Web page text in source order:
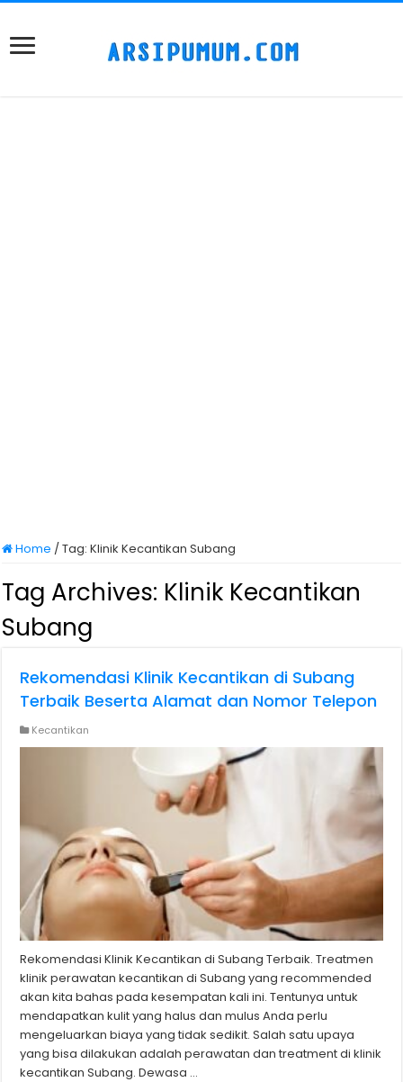
Home /Tag:Klinik Kecantikan Subang
Tag Archives: Klinik Kecantikan
Subang
Rekomendasi Klinik Kecantikan di Subang
Terbaik Beserta Alamat dan Nomor Telepon
Kecantikan
Rekomendasi Klinik Kecantikan di Subang Terbaik. Treatmen
klinik perawatan kecantikan di Subang yang recommended
akan kita bahas pada kesempatan kali ini. Tentunya untuk
mendapatkan kulit yang halus dan mulus Anda perlu
mengeluarkan biaya yang tidak sedikit. Salah satu upaya
yang bisa dilakukan adalah perawatan dan treatment di klinik
kecantikan Subang. Dewasa …